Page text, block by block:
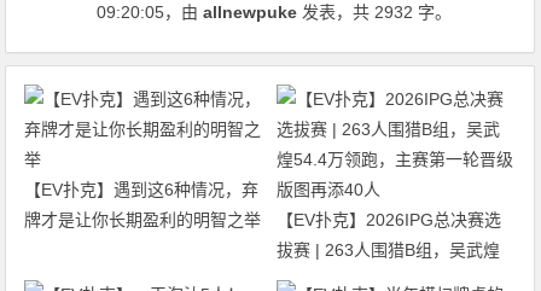
09:20:05，由allnewpuke 发表，共 2932 字。
【EV扑克】遇到这6种情况，弃
牌才是让你长期盈利的明智之举
【EV扑克】2026IPG总决赛选
拔赛 | 263人围猎B组，吴武煌
54.4万领跑，主赛第一轮晋级版